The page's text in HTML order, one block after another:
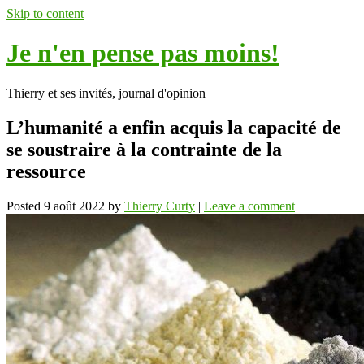
Skip to content
Je n'en pense pas moins!
Thierry et ses invités, journal d'opinion
L’humanité a enfin acquis la capacité de
se soustraire à la contrainte de la
ressource
Posted 9 août 2022 by Thierry Curty | Leave a comment